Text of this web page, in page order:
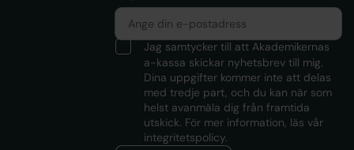
Jag samtycker till att Akademikernas
a-kassa skickar nyhetsbrev till mig.
Dina uppgifter kommer inte att delas
med tredje part, och du kan när som
helst avanmäla dig från framtida
utskick. För mer information, läs vår
integritetspolicy.